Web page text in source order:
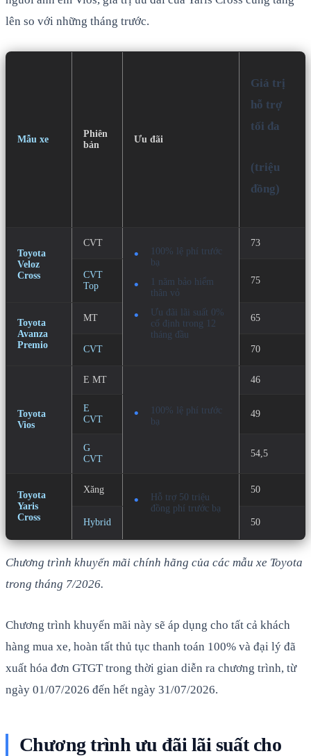
lên so với những tháng trước.
Mẫu xe
Phiên
bản
Ưu đãi
Giá trị
hỗ trợ
tối đa
(triệu
đồng)
Toyota
Veloz
Cross
CVT
100% lệ phí trước
bạ
1 năm bảo hiểm
thân vỏ
Ưu đãi lãi suất 0%
cố định trong 12
tháng đầu
73
CVT
Top
75
Toyota
Avanza
Premio
MT 65
CVT 70
Toyota
Vios
E MT
100% lệ phí trước
bạ
46
E
CVT
49
G
CVT
54,5
Toyota
Yaris
Cross
Xăng
Hỗ trợ 50 triệu
đồng phí trước bạ
50
Hybrid 50
Chương trình khuyến mãi chính hãng của các mẫu xe Toyota
trong tháng 7/2026.
Chương trình khuyến mãi này sẽ áp dụng cho tất cả khách
hàng mua xe, hoàn tất thủ tục thanh toán 100% và đại lý đã
xuất hóa đơn GTGT trong thời gian diễn ra chương trình, từ
ngày 01/07/2026 đến hết ngày 31/07/2026.
Chương trình ưu đãi lãi suất cho